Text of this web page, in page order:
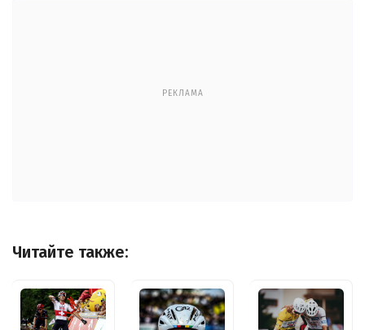
РЕКЛАМА
Читайте также: